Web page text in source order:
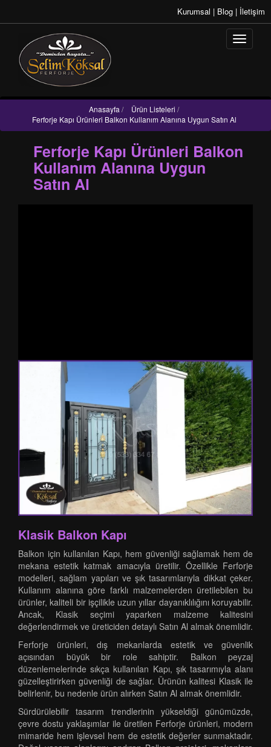
Kurumsal | Blog | İletişim
Anasayfa / Ürün Listeleri /
Ferforje Kapı Ürünleri Balkon Kullanım Alanına Uygun Satın Al
Ferforje Kapı Ürünleri Balkon
Kullanım Alanına Uygun
Satın Al
Klasik Balkon Kapı
Balkon için kullanılan Kapı, hem güvenliği sağlamak hem de
mekana estetik katmak amacıyla üretilir. Özellikle Ferforje
modelleri, sağlam yapıları ve şık tasarımlarıyla dikkat çeker.
Kullanım alanına göre farklı malzemelerden üretilebilen bu
ürünler, kaliteli bir işçilikle uzun yıllar dayanıklılığını koruyabilir.
Ancak, Klasik seçimi yaparken malzeme kalitesini
değerlendirmek ve üreticiden detaylı Satın Al almak önemlidir.
Ferforje ürünleri, dış mekanlarda estetik ve güvenlik
açısından büyük bir role sahiptir. Balkon peyzaj
düzenlemelerinde sıkça kullanılan Kapı, şık tasarımıyla alanı
güzelleştirirken güvenliği de sağlar. Ürünün kalitesi Klasik ile
belirlenir, bu nedenle ürün alırken Satın Al almak önemlidir.
Sürdürülebilir tasarım trendlerinin yükseldiği günümüzde,
çevre dostu yaklaşımlar ile üretilen Ferforje ürünleri, modern
mimaride hem işlevsel hem de estetik değerler sunmaktadır.